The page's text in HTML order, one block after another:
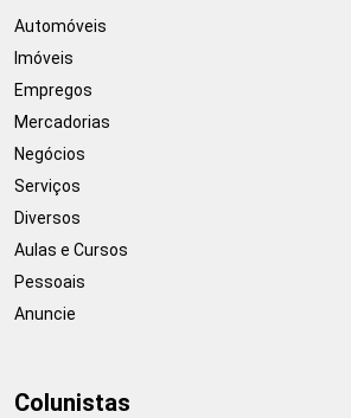
Automóveis
Imóveis
Empregos
Mercadorias
Negócios
Serviços
Diversos
Aulas e Cursos
Pessoais
Anuncie
Colunistas